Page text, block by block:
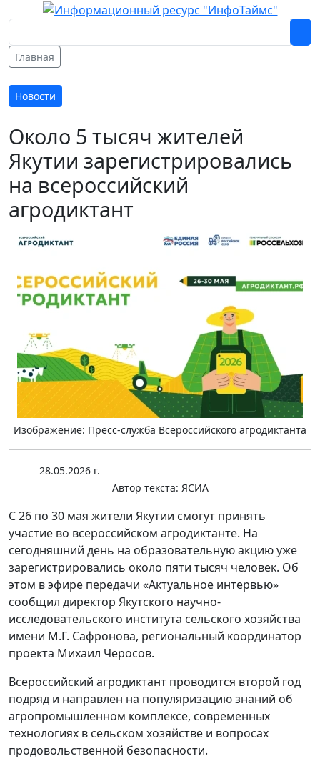
Главная
Новости
Около 5 тысяч жителей
Якутии зарегистрировались
на всероссийский
агродиктант
Изображение: Пресс-служба Всероссийского агродиктанта
28.05.2026 г.
Автор текста: ЯСИА
С 26 по 30 мая жители Якутии смогут принять
участие во всероссийском агродиктанте. На
сегодняшний день на образовательную акцию уже
зарегистрировались около пяти тысяч человек. Об
этом в эфире передачи «Актуальное интервью»
сообщил директор Якутского научно-
исследовательского института сельского хозяйства
имени М.Г. Сафронова, региональный координатор
проекта Михаил Черосов.
Всероссийский агродиктант проводится второй год
подряд и направлен на популяризацию знаний об
агропромышленном комплексе, современных
технологиях в сельском хозяйстве и вопросах
продовольственной безопасности.